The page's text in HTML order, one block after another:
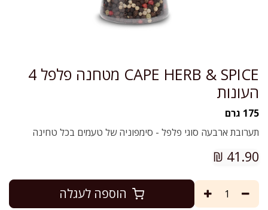
CAPE HERB & SPICE מטחנה פלפל 4
העונות
175 גרם
תערובת ארבעה סוגי פלפל - סימפוניה של טעמים בכל טחינה
41.90
₪
הוספה לעגלה